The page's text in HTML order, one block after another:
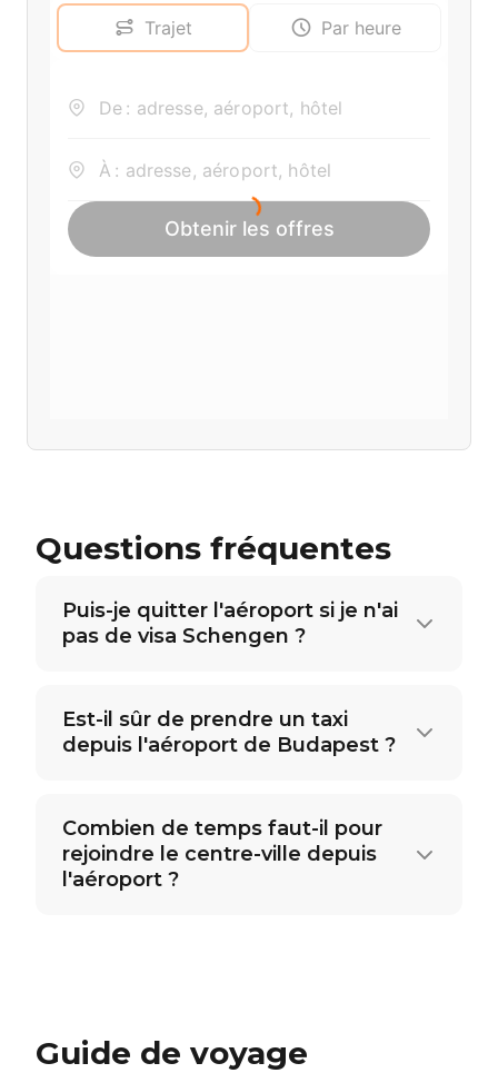
Questions fréquentes
Puis-je quitter l'aéroport si je n'ai
pas de visa Schengen ?
Est-il sûr de prendre un taxi
depuis l'aéroport de Budapest ?
Combien de temps faut-il pour
rejoindre le centre-ville depuis
l'aéroport ?
Guide de voyage